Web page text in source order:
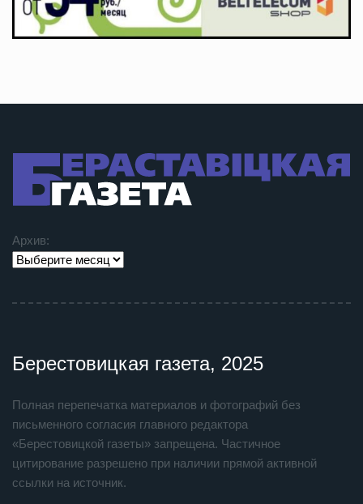
Архив:
Берестовицкая газета, 2025
Полная перепечатка материалов и фотографий без
письменного согласия главного редактора
«Берестовицкой газеты» запрещена. Частичное
цитирование разрешено при наличии прямой активной
ссылки на источник.